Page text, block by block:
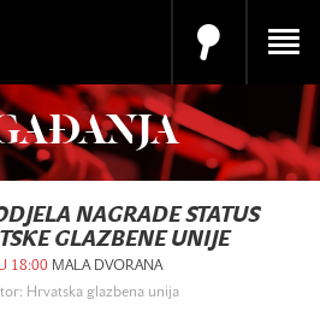
NAGRADE STATUS
GLAZBENE UNIJE
18:00 MALA DVORANA
Hrvatska glazbena unija